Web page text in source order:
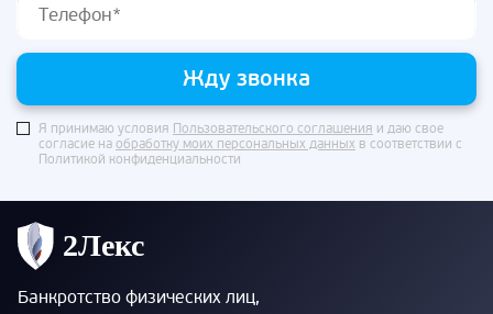
Жду звонка
Я принимаю условия Пользовательского соглашения и даю свое
согласие на обработку моих персональных данных в соответствии с
Политикой конфиденциальности
Банкротство физических лиц,